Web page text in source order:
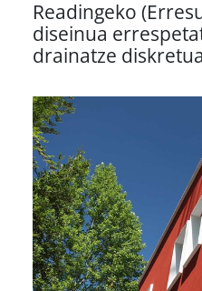
Readingeko
diseinua
drainatze diskretua